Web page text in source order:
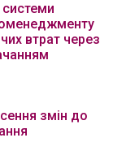
системи
втрат через
змін до